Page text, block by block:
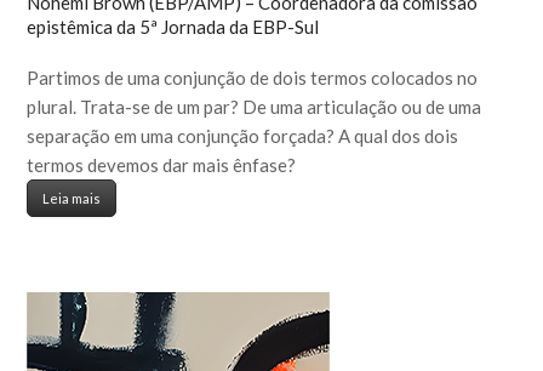
epistêmica da 5ª Jornada da EBP-Sul
Partimos de uma conjunção de dois termos colocados no
plural. Trata-se de um par? De uma articulação ou de uma
separação em uma conjunção forçada? A qual dos dois
termos devemos dar mais ênfase?
Leia mais